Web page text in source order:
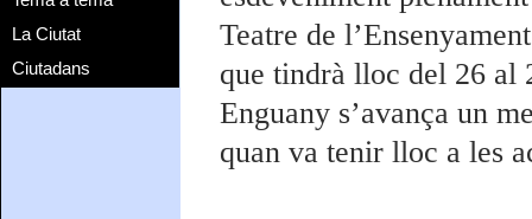
La Ciutat
Ciutadans
Teatre de
que tindrà lloc del 26 al
Enguany s’avança un
quan va tenir lloc a les